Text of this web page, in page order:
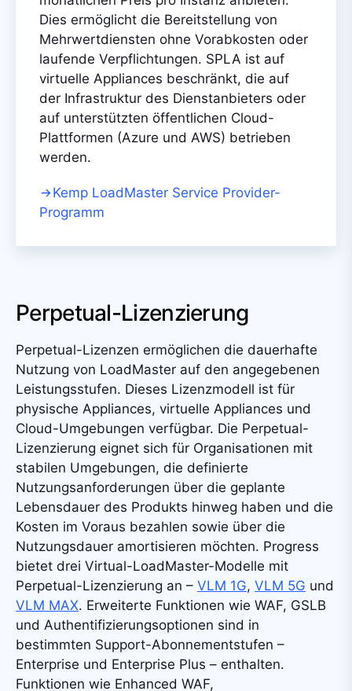
Dies ermöglicht die Bereitstellung von
Mehrwertdiensten ohne Vorabkosten oder
laufende Verpflichtungen. SPLA ist auf
virtuelle Appliances beschränkt, die auf
der Infrastruktur des Dienstanbieters oder
auf unterstützten öffentlichen Cloud-
Plattformen (Azure und AWS) betrieben
werden.
Kemp LoadMaster Service Provider-
Programm
Perpetual-Lizenzierung
Perpetual-Lizenzen ermöglichen die dauerhafte
Nutzung von LoadMaster auf den angegebenen
Leistungsstufen. Dieses Lizenzmodell ist für
physische Appliances, virtuelle Appliances und
Cloud-Umgebungen verfügbar. Die Perpetual-
Lizenzierung eignet sich für Organisationen mit
stabilen Umgebungen, die definierte
Nutzungsanforderungen über die geplante
Lebensdauer des Produkts hinweg haben und die
Kosten im Voraus bezahlen sowie über die
Nutzungsdauer amortisieren möchten. Progress
bietet drei Virtual-LoadMaster-Modelle mit
Perpetual-Lizenzierung an – VLM 1G, VLM 5G und
VLM MAX. Erweiterte Funktionen wie WAF, GSLB
und Authentifizierungsoptionen sind in
bestimmten Support-Abonnementstufen –
Enterprise und Enterprise Plus – enthalten.
Funktionen wie Enhanced WAF,